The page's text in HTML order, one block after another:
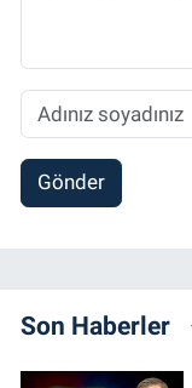
Gönder
Son Haberler